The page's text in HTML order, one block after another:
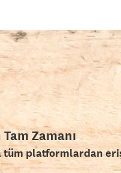
Tam Zamanı
tüm platformlardan